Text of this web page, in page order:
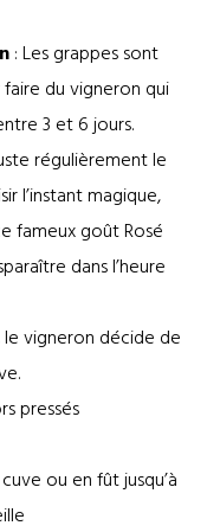
: Les grappes sont
du vigneron qui
3 et 6 jours.
régulièrement le
l’instant magique,
fameux goût Rosé
dans l’heure
vigneron décide de
pressés
ou en fût jusqu’à